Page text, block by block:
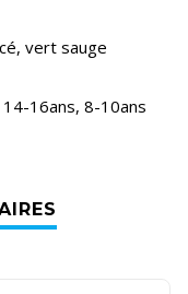
vert sauge
16ans, 8-10ans